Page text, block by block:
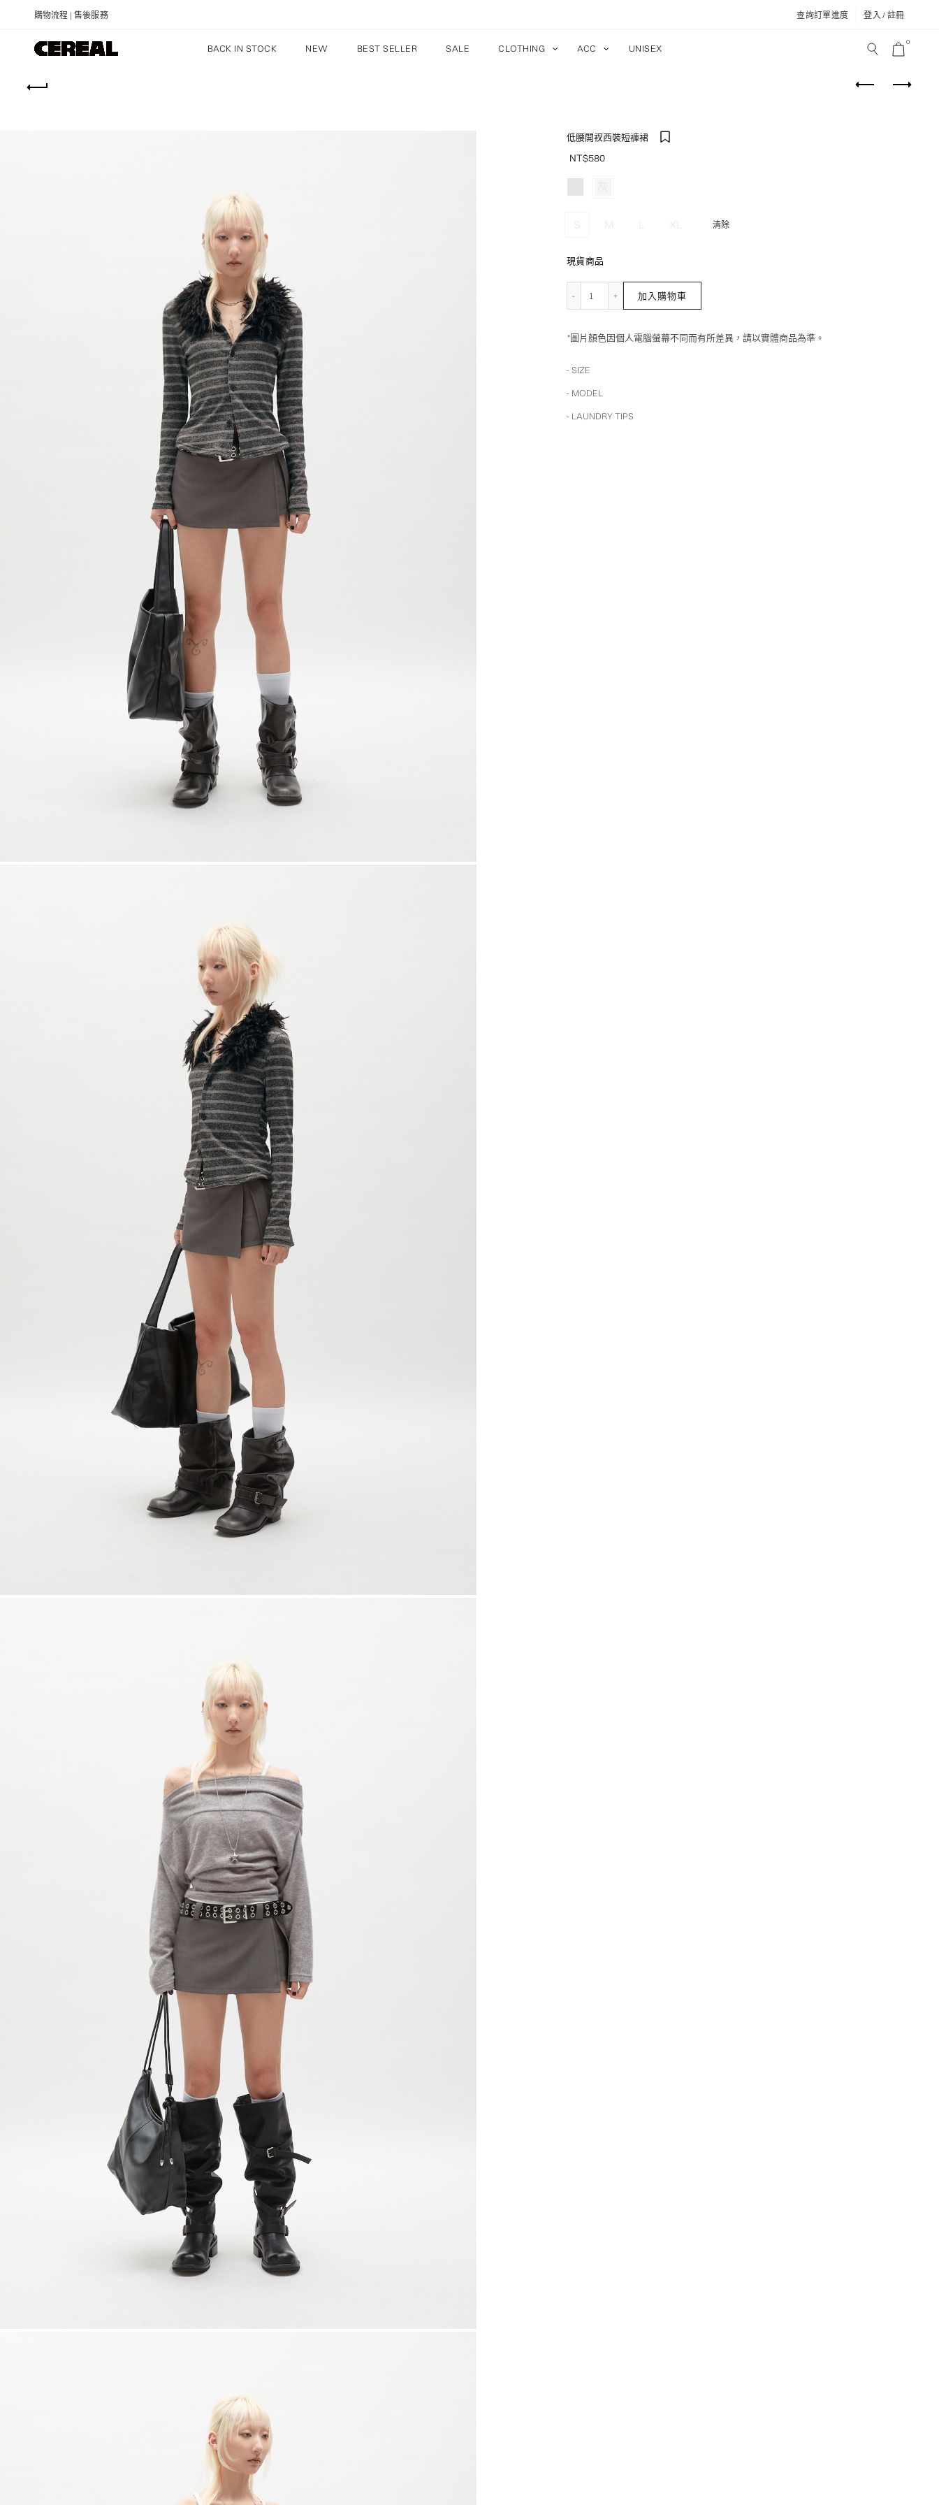
購物流程 | 售後服務 查詢訂單進度 登入 / 註冊
BACK IN STOCK NEW BEST SELLER SALE CLOTHING ACC UNISEX
0
低腰開衩西裝短褲裙
NT$580
清除
現貨商品
低腰開衩西裝短褲裙 數量
加入購物車
*圖片顏色因個人電腦螢幕不同而有所差異，請以實體商品為準。
- SIZE
- MODEL
- LAUNDRY TIPS